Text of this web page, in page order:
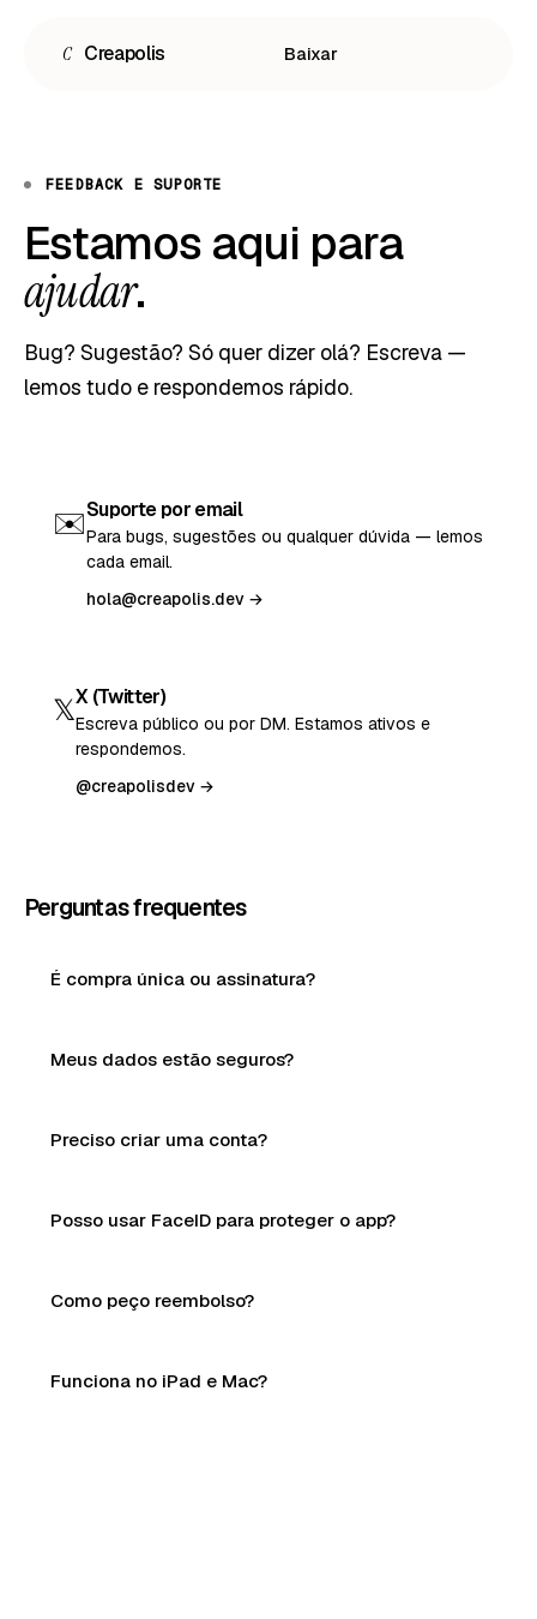
C Creapolis Baixar
Español
English
FEEDBACK E SUPORTE
Estamos aqui para
ajudar.
Bug? Sugestão? Só quer dizer olá? Escreva —
lemos tudo e respondemos rápido.
✉️Suporte por email
Para bugs, sugestões ou qualquer dúvida — lemos
cada email.
hola@creapolis.dev →
𝕏X (Twitter)
Escreva público ou por DM. Estamos ativos e
respondemos.
@creapolisdev →
Perguntas frequentes
É compra única ou assinatura?
Meus dados estão seguros?
Preciso criar uma conta?
Posso usar FaceID para proteger o app?
Como peço reembolso?
Funciona no iPad e Mac?